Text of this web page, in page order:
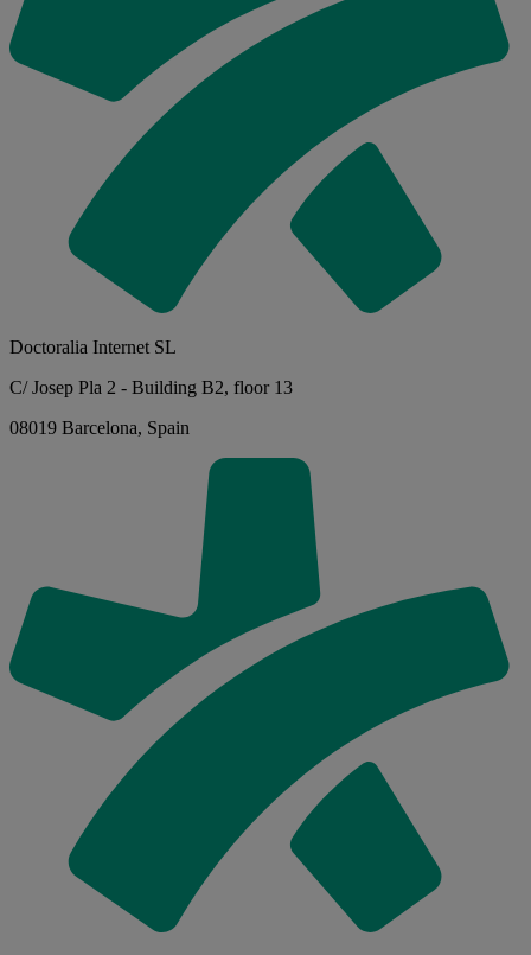
Doctoralia Internet SL
C/ Josep Pla 2 - Building B2, floor 13
08019 Barcelona, Spain